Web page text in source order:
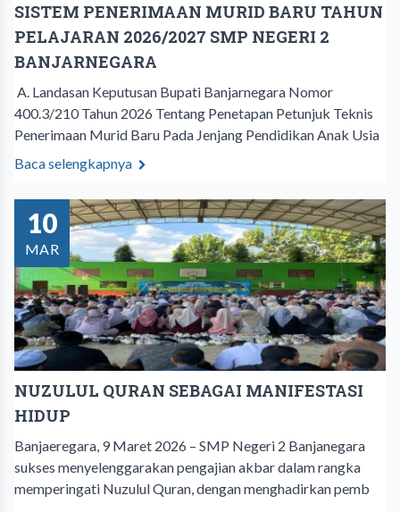
SISTEM PENERIMAAN MURID BARU TAHUN
PELAJARAN 2026/2027 SMP NEGERI 2
BANJARNEGARA
A. Landasan Keputusan Bupati Banjarnegara Nomor
400.3/210 Tahun 2026 Tentang Penetapan Petunjuk Teknis
Penerimaan Murid Baru Pada Jenjang Pendidikan Anak Usia
Baca selengkapnya
10
MAR
NUZULUL QURAN SEBAGAI MANIFESTASI
HIDUP
Banjaeregara, 9 Maret 2026 – SMP Negeri 2 Banjanegara
sukses menyelenggarakan pengajian akbar dalam rangka
memperingati Nuzulul Quran, dengan menghadirkan pemb